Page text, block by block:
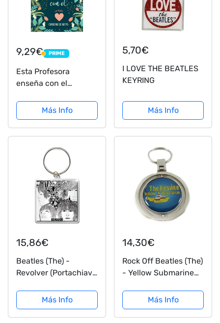
9,29€ PRIME
PRIME
Esta Profesora
enseña con el
de Notas: Libreta de
apuntes - Regalo
Original y
Maestras
Más Info
5,70€
I LOVE THE BEATLES
KEYRING
Más Info
15,86€
Beatles (The) -
Revolver (Portachiavi
Merchandising
Ufficiale
Más Info
14,30€
Rock Off Beatles (The)
- Yellow Submarine
Merchandising
Más Info